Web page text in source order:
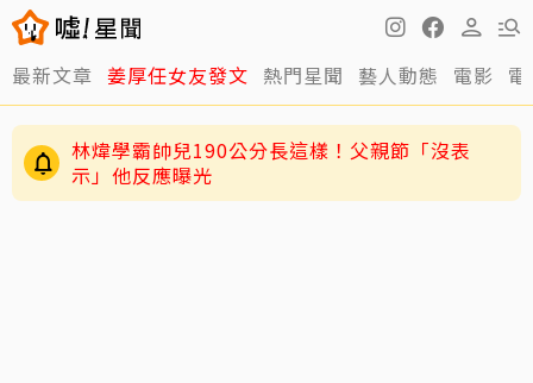
最新文章 姜厚任女友發文 熱門星聞 藝人動態 電影
林煒學霸帥兒190公分長這樣！父親節「沒表
示」他反應曝光